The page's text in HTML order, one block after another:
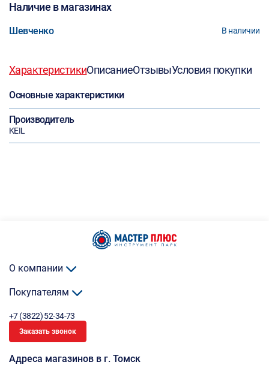
Наличие в магазинах
Шевченко В наличии
ХарактеристикиОписаниеОтзывыУсловия покупки
Основные характеристики
Производитель
KEIL
О компании
Покупателям
+7 (3822) 52-34-73
Заказать звонок
Адреса магазинов в г. Томск